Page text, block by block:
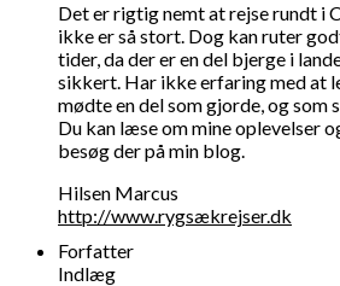
Det er rigtig nemt at rejse rundt i
ikke er så stort. Dog kan ruter
tider, da der er en del bjerge i
sikkert. Har ikke erfaring med at
mødte en del som gjorde, og som
Du kan læse om mine oplevelser
besøg der på min blog.
Hilsen Marcus
http://www.rygsækrejser.dk
Forfatter
Indlæg